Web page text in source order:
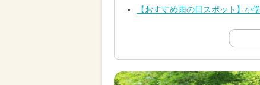
【おすすめ雨の日スポット】小